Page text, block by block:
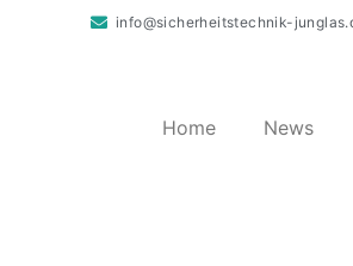
info@sicherheitstechnik-
Home News